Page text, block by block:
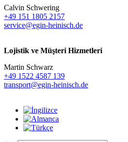
Calvin Schwering
+49 151 1805 2157
service@egin-heinisch.de
Lojistik ve Müşteri Hizmetleri
Martin Schwarz
+49 1522 4587 139
transport@egin-heinisch.de